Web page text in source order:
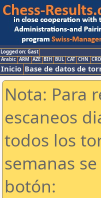
Logged on: Gast
Arabic ARM AZE BIH BUL CAT CHN CRO
Inicio Base de datos de
Nota: Para
escaneos
todos los
semanas
botón: